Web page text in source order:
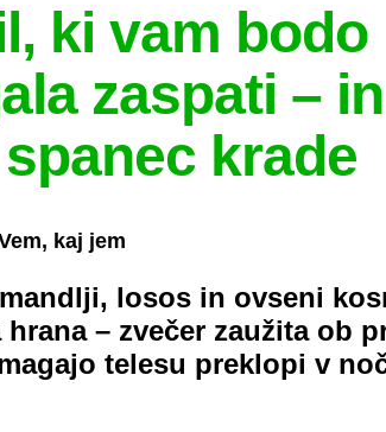
ki vam bodo
zaspati –
krade
kaj jem
losos in ovseni
hrana – zvečer zaužita ob
telesu preklopi v